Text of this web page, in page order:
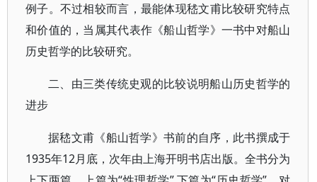
例子。不过相较而言，最能体现嵇文甫比较研究特点
和价值的，当属其代表作《船山哲学》一书中对船山
历史哲学的比较研究。
二、由三类传统史观的比较说明船山历史哲学的
进步
据嵇文甫《船山哲学》书前的自序，此书撰成于
1935年12月底，次年由上海开明书店出版。全书分为